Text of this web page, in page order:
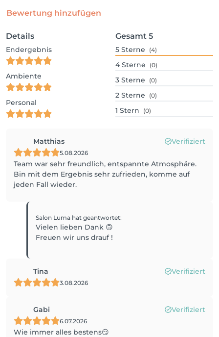
Bewertung hinzufügen
Details
Endergebnis
Ambiente
Personal
Gesamt 5
5 Sterne (4)
4 Sterne (0)
3 Sterne (0)
2 Sterne (0)
1 Stern (0)
Matthias Verifiziert
5.08.2026
Team war sehr freundlich, entspannte Atmosphäre.
Bin mit dem Ergebnis sehr zufrieden, komme auf
jeden Fall wieder.
Salon Luma hat geantwortet:
Vielen lieben Dank 🙃
Freuen wir uns drauf !
Tina Verifiziert
3.08.2026
Gabi Verifiziert
6.07.2026
Wie immer alles bestens😏